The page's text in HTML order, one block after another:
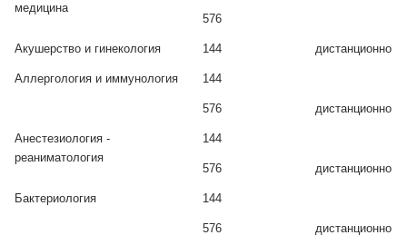
медицина
576
Акушерство и гинекология 144 дистанционно
Аллергология и иммунология 144
576 дистанционно
Анестезиология -
реаниматология
144
576 дистанционно
Бактериология 144
576 дистанционно